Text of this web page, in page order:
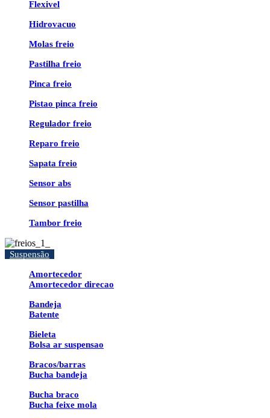
Flexivel
Hidrovacuo
Molas freio
Pastilha freio
Pinca freio
Pistao pinca freio
Regulador freio
Reparo freio
Sapata freio
Sensor abs
Sensor pastilha
Tambor freio
Suspensão
Amortecedor
Amortecedor direcao
Bandeja
Batente
Bieleta
Bolsa ar suspensao
Bracos/barras
Bucha bandeja
Bucha braco
Bucha feixe mola